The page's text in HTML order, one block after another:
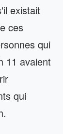
existait
ces
qui
11 avaient
qui